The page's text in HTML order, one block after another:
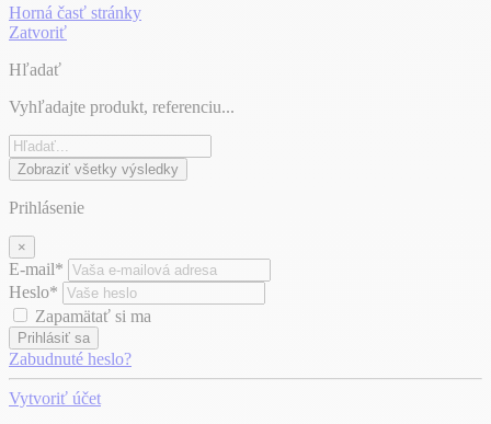
Horná časť stránky
Zatvoriť
Hľadať
Vyhľadajte produkt, referenciu...
Zobraziť všetky výsledky
Prihlásenie
×
E-mail*
Heslo*
Zapamätať si ma
Prihlásiť sa
Zabudnuté heslo?
Vytvoriť účet